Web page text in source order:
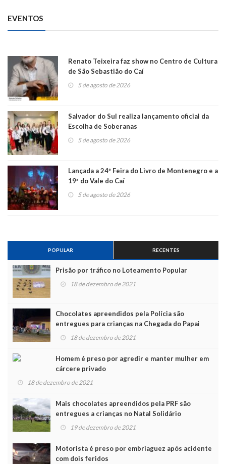
EVENTOS
Renato Teixeira faz show no Centro de Cultura
de São Sebastião do Caí
5 de agosto de 2026
Salvador do Sul realiza lançamento oficial da
Escolha de Soberanas
5 de agosto de 2026
Lançada a 24ª Feira do Livro de Montenegro e a
19ª do Vale do Caí
5 de agosto de 2026
POPULAR RECENTES
Prisão por tráfico no Loteamento Popular
18 de dezembro de 2021
Chocolates apreendidos pela Polícia são
entregues para crianças na Chegada do Papai
Noel 18 de dezembro de 2021
Homem é preso por agredir e manter mulher em
cárcere privado
18 de dezembro de 2021
Mais chocolates apreendidos pela PRF são
entregues a crianças no Natal Solidário
19 de dezembro de 2021
Motorista é preso por embriaguez após acidente
com dois feridos